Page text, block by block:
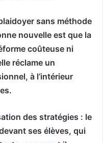
sans méthode
nouvelle est que la
coûteuse ni
réclame un
à l’intérieur
des stratégies : le
ses élèves, qui